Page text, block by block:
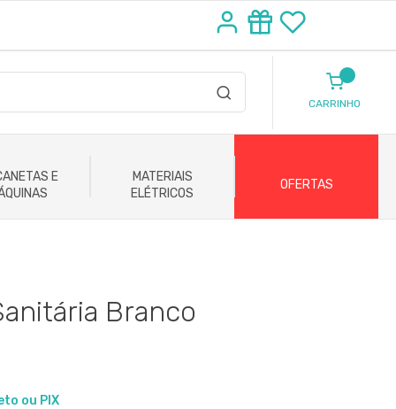
CARRINHO
E
MATERIAIS
ELÉTRICOS
OFERTAS
Branco
ou PIX